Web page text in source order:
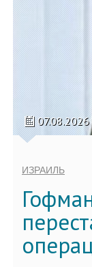
07.08.2026
ИЗРАИЛЬ